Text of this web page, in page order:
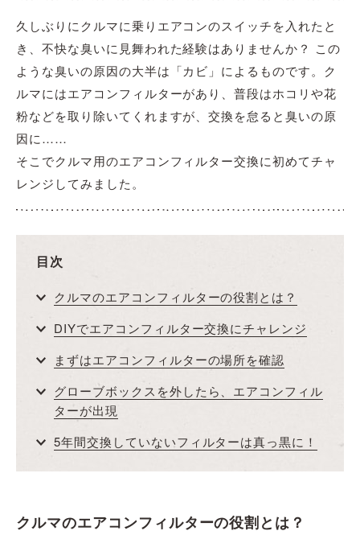
久しぶりにクルマに乗りエアコンのスイッチを入れたと
き、不快な臭いに見舞われた経験はありませんか？ この
ような臭いの原因の大半は「カビ」によるものです。ク
ルマにはエアコンフィルターがあり、普段はホコリや花
粉などを取り除いてくれますが、交換を怠ると臭いの原
因に……
そこでクルマ用のエアコンフィルター交換に初めてチャ
レンジしてみました。
目次
クルマのエアコンフィルターの役割とは？
DIYでエアコンフィルター交換にチャレンジ
まずはエアコンフィルターの場所を確認
グローブボックスを外したら、エアコンフィル
ターが出現
5年間交換していないフィルターは真っ黒に！
クルマのエアコンフィルターの役割とは？